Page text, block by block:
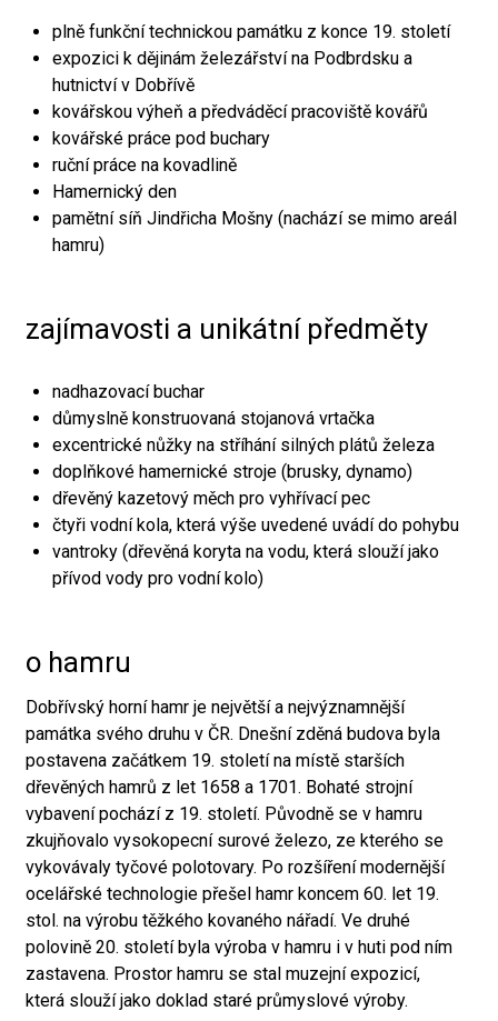
plně funkční technickou památku z konce 19. století
expozici k dějinám železářství na Podbrdsku a
hutnictví v Dobřívě
kovářskou výheň a předváděcí pracoviště kovářů
kovářské práce pod buchary
ruční práce na kovadlině
Hamernický den
pamětní síň Jindřicha Mošny (nachází se mimo areál
hamru)
zajímavosti a unikátní předměty
nadhazovací buchar
důmyslně konstruovaná stojanová vrtačka
excentrické nůžky na stříhání silných plátů železa
doplňkové hamernické stroje (brusky, dynamo)
dřevěný kazetový měch pro vyhřívací pec
čtyři vodní kola, která výše uvedené uvádí do pohybu
vantroky (dřevěná koryta na vodu, která slouží jako
přívod vody pro vodní kolo)
o hamru
Dobřívský horní hamr je největší a nejvýznamnější
památka svého druhu v ČR. Dnešní zděná budova byla
postavena začátkem 19. století na místě starších
dřevěných hamrů z let 1658 a 1701. Bohaté strojní
vybavení pochází z 19. století. Původně se v hamru
zkujňovalo vysokopecní surové železo, ze kterého se
vykovávaly tyčové polotovary. Po rozšíření modernější
ocelářské technologie přešel hamr koncem 60. let 19.
stol. na výrobu těžkého kovaného nářadí. Ve druhé
polovině 20. století byla výroba v hamru i v huti pod ním
zastavena. Prostor hamru se stal muzejní expozicí,
která slouží jako doklad staré průmyslové výroby.